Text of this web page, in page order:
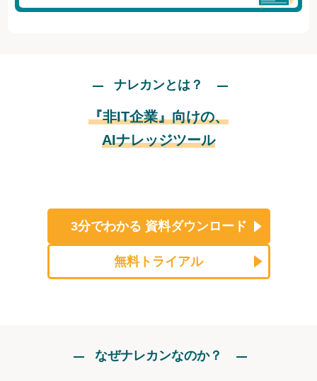
ナレカンとは？
『非IT企業』向けの、
AIナレッジツール
3分でわかる 資料ダウンロード
無料トライアル
なぜナレカンなのか？